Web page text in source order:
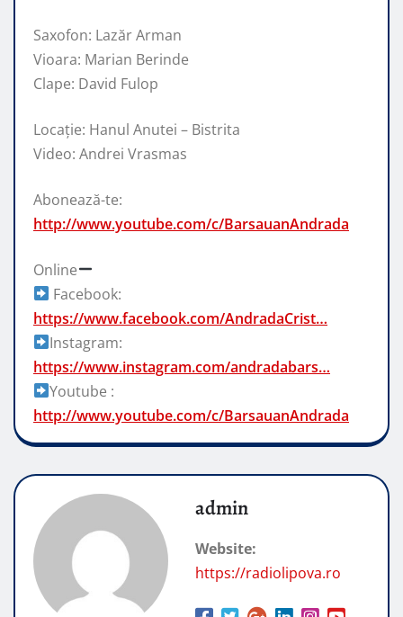
Saxofon: Lazăr Arman
Vioara: Marian Berinde
Clape: David Fulop
Locație: Hanul Anutei – Bistrita
Video: Andrei Vrasmas
Abonează-te:
http://www.youtube.com/c/BarsauanAndrada
Online
Facebook:
https://www.facebook.com/AndradaCrist…
Instagram:
https://www.instagram.com/andradabars…
Youtube :
http://www.youtube.com/c/BarsauanAndrada
admin
Website:
https://radiolipova.ro